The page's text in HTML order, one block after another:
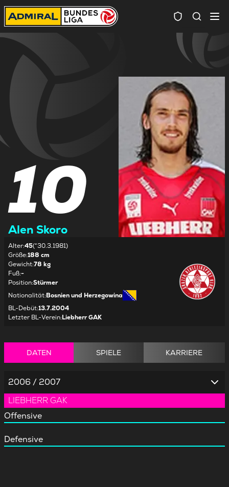
10
Alen Skoro
Alter:45(*30.3.1981)
Größe:188 cm
Gewicht:78 kg
Fuß:-
Position:Stürmer
Nationalität:Bosnien und Herzegowina
BL-Debüt:13.7.2004
Letzter BL-Verein:Liebherr GAK
DATEN SPIELE KARRIERE
2006 / 2007
LIEBHERR GAK
Offensive
Defensive